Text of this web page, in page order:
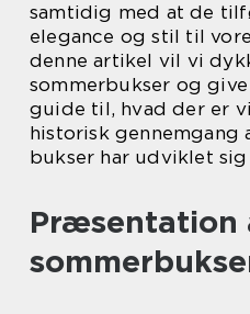
samtidig med at de
elegance og stil til
denne artikel vil vi
sommerbukser og
guide til, hvad der er
historisk gennemgang
bukser har udviklet
Præsentation